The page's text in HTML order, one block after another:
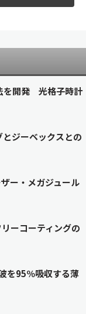
を開発 光格子時計
ジーベックスとの
ー・メガジュール
ーコーティングの
を95％吸収する薄